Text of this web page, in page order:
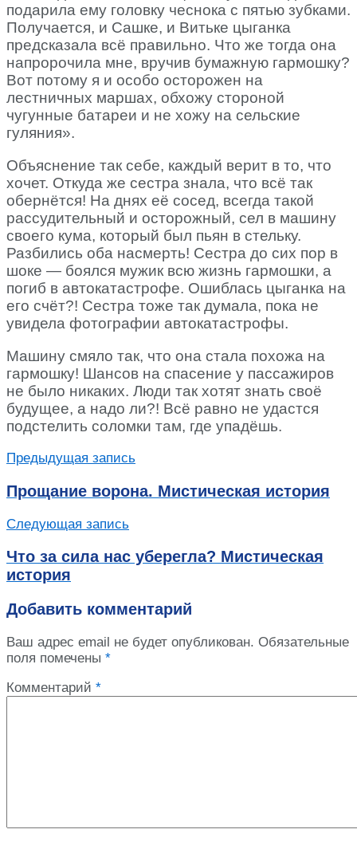
подарила ему головку чеснока с пятью зубками.
Получается, и Сашке, и Витьке цыганка
предсказала всё правильно. Что же тогда она
напророчила мне, вручив бумажную гармошку?
Вот потому я и особо осторожен на
лестничных маршах, обхожу стороной
чугунные батареи и не хожу на сельские
гуляния».
Объяснение так себе, каждый верит в то, что
хочет. Откуда же сестра знала, что всё так
обернётся! На днях её сосед, всегда такой
рассудительный и осторожный, сел в машину
своего кума, который был пьян в стельку.
Разбились оба насмерть! Сестра до сих пор в
шоке — боялся мужик всю жизнь гармошки, а
погиб в автокатастрофе. Ошиблась цыганка на
его счёт?! Сестра тоже так думала, пока не
увидела фотографии автокатастрофы.
Машину смяло так, что она стала похожа на
гармошку! Шансов на спасение у пассажиров
не было никаких. Люди так хотят знать своё
будущее, а надо ли?! Всё равно не удастся
подстелить соломки там, где упадёшь.
Предыдущая запись
Прощание ворона. Мистическая история
Следующая запись
Что за сила нас уберегла? Мистическая
история
Добавить комментарий
Ваш адрес email не будет опубликован. Обязательные
поля помечены *
Комментарий *